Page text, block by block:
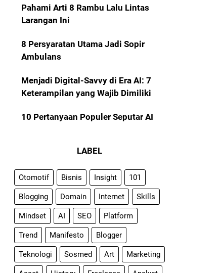
Pahami Arti 8 Rambu Lalu Lintas
Larangan Ini
8 Persyaratan Utama Jadi Sopir
Ambulans
Menjadi Digital-Savvy di Era AI: 7
Keterampilan yang Wajib Dimiliki
10 Pertanyaan Populer Seputar AI
LABEL
Otomotif Bisnis Insight 101
Blogging Domain Internet Skills
Mindset AI SEO Platform
Trend Manifesto Blogger
Teknologi Sosmed Art Marketing